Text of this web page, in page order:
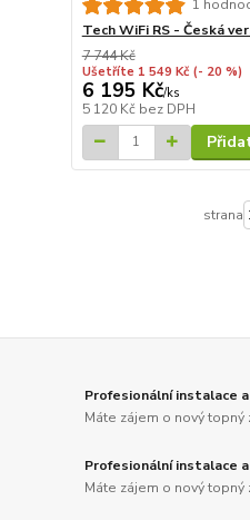
1
Tech WiFi RS - Česká
7 744 Kč
Ušetříte 1 549 Kč (- 20 %)
6 195 Kč/ks
5 120 Kč bez DPH
strana
Profesionální instalace
Máte zájem o nový topný
Profesionální instalace
Máte zájem o nový topný